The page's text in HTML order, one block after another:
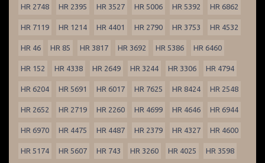
HR 2748 HR 2395 HR 3527 HR 5006 HR 5392 HR 6862
HR 7119 HR 1214 HR 4401 HR 2790 HR 3753 HR 4532
HR 46 HR 85 HR 3817 HR 3692 HR 5386 HR 6460
HR 152 HR 4338 HR 2649 HR 3244 HR 3306 HR 4794
HR 6204 HR 5691 HR 6017 HR 7625 HR 8424 HR 2548
HR 2652 HR 2719 HR 2260 HR 4699 HR 4646 HR 6944
HR 6970 HR 4475 HR 4487 HR 2379 HR 4327 HR 4600
HR 5174 HR 5607 HR 743 HR 3260 HR 4025 HR 3598